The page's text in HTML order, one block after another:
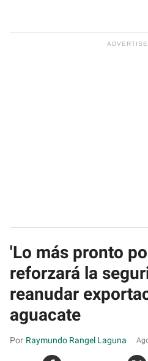
'Lo más pronto
reforzará la
reanudar
aguacate
Raymundo Rangel Laguna